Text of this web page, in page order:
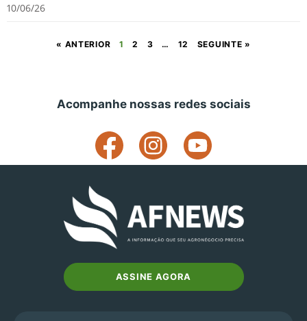
10/06/26
« ANTERIOR 1 2 3 … 12 SEGUINTE »
Acompanhe nossas redes sociais
ASSINE AGORA